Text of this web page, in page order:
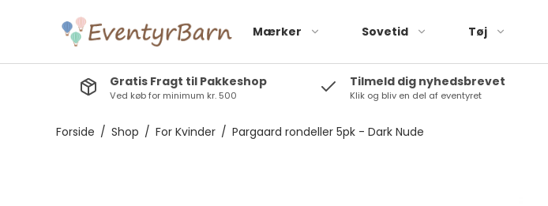
Mærker
Baby Dan A/S
Barbo toys
Hanevild
Kinder and Kids
Pargaard
Peppa Pig
Sovetid Tøj
Rolleleg
Gratis Fragt til Pakkeshop
Ved køb for minimum kr. 500
Tilmeld dig nyhedsbrevet
Klik og bliv en del af eventyret
Forside / Shop / For Kvinder / Pargaard rondeller 5pk - Dark Nude